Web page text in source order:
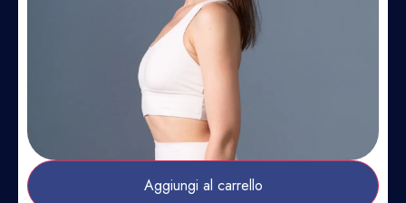
Aggiungi al carrello